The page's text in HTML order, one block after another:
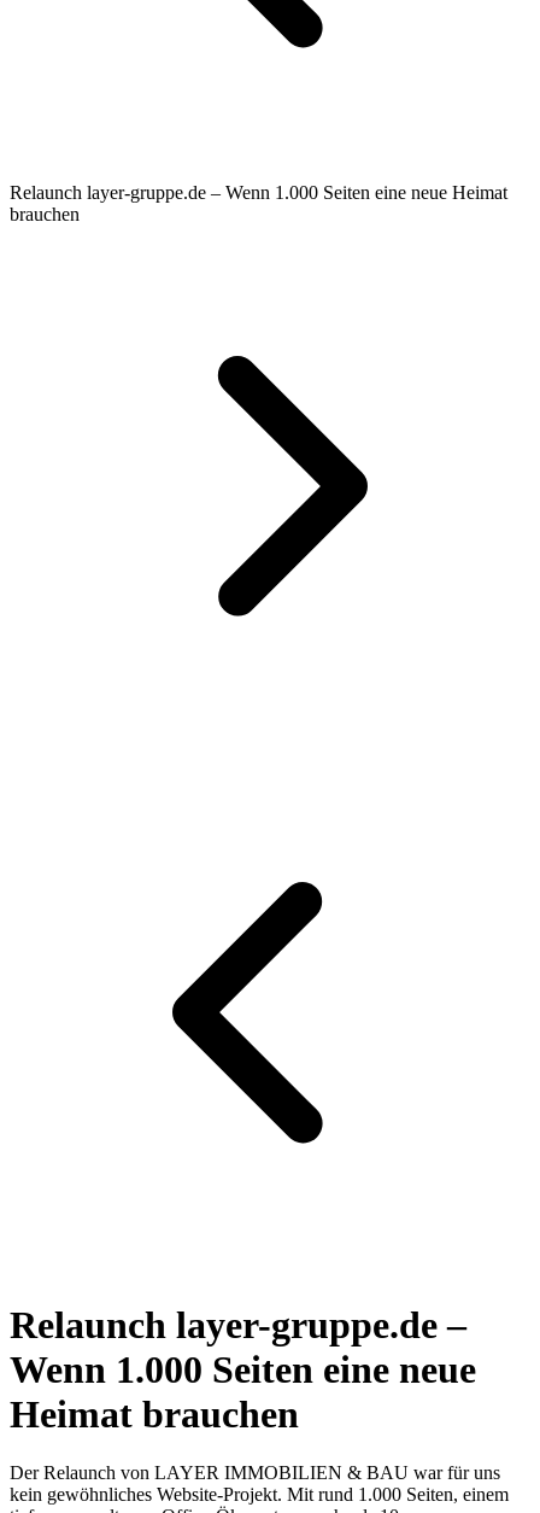
Relaunch layer-gruppe.de – Wenn 1.000 Seiten eine neue Heimat
brauchen
Relaunch layer-gruppe.de –
Wenn 1.000 Seiten eine neue
Heimat brauchen
Der Relaunch von LAYER IMMOBILIEN & BAU war für uns
kein gewöhnliches Website-Projekt. Mit rund 1.000 Seiten, einem